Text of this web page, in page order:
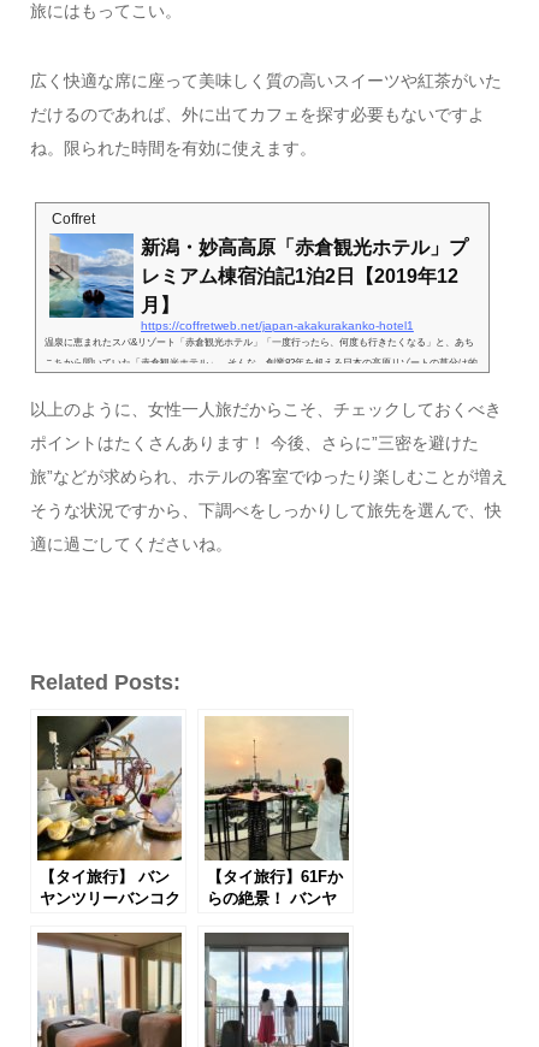
旅にはもってこい。
広く快適な席に座って美味しく質の高いスイーツや紅茶がいた
だけるのであれば、外に出てカフェを探す必要もないですよ
ね。限られた時間を有効に使えます。
Coffret
新潟・妙高高原「赤倉観光ホテル」プ
レミアム棟宿泊記1泊2日【2019年12
月】
https://coffretweb.net/japan-akakurakanko-hotel1
温泉に恵まれたスパ&リゾート「赤倉観光ホテル」「一度行ったら、何度も行きたくなる」と、あち
こちから聞いていた「赤倉観光ホテル」。そんな、創業82年を超える日本の高原リゾートの草分け的
mに位置するクラシックモダンなホテルで、目覚めた瞬間からお部屋から絶景が望めると聞いて、ワ
スカイケーブルでの山頂散策…と、季節を問わず...
以上のように、女性一人旅だからこそ、チェックしておくべき
ポイントはたくさんあります！ 今後、さらに”三密を避けた
旅”などが求められ、ホテルの客室でゆったり楽しむことが増え
そうな状況ですから、下調べをしっかりして旅先を選んで、快
適に過ごしてくださいね。
Related Posts:
【タイ旅行】 バン
ヤンツリーバンコク
「vertigo too」でア
フタヌーンティー
【タイ旅行】61Fか
らの絶景！ バンヤ
バンコクの「ヴァー
ティゴ＆ムーンバ
ー」